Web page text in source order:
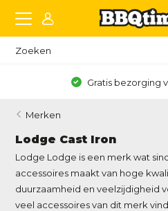
Gratis bezorging
Merken
Lodge Cast Iron
Lodge Lodge is een merk wat
accessoires maakt van hoge
duurzaamheid en veelzijdigheid
veel accessoires van dit merk